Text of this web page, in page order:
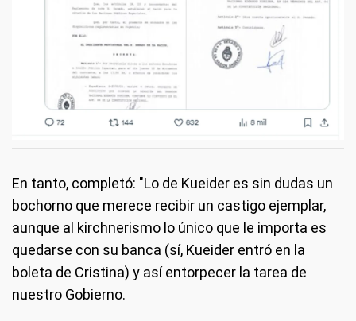
En tanto, completó: "Lo de Kueider es sin dudas un
bochorno que merece recibir un castigo ejemplar,
aunque al kirchnerismo lo único que le importa es
quedarse con su banca (sí, Kueider entró en la
boleta de Cristina) y así entorpecer la tarea de
nuestro Gobierno.